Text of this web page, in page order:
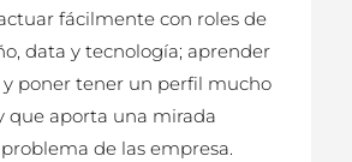
fácilmente con roles de
data y tecnología; aprender
y poner tener un perfil mucho
que aporta una mirada
de las empresa.